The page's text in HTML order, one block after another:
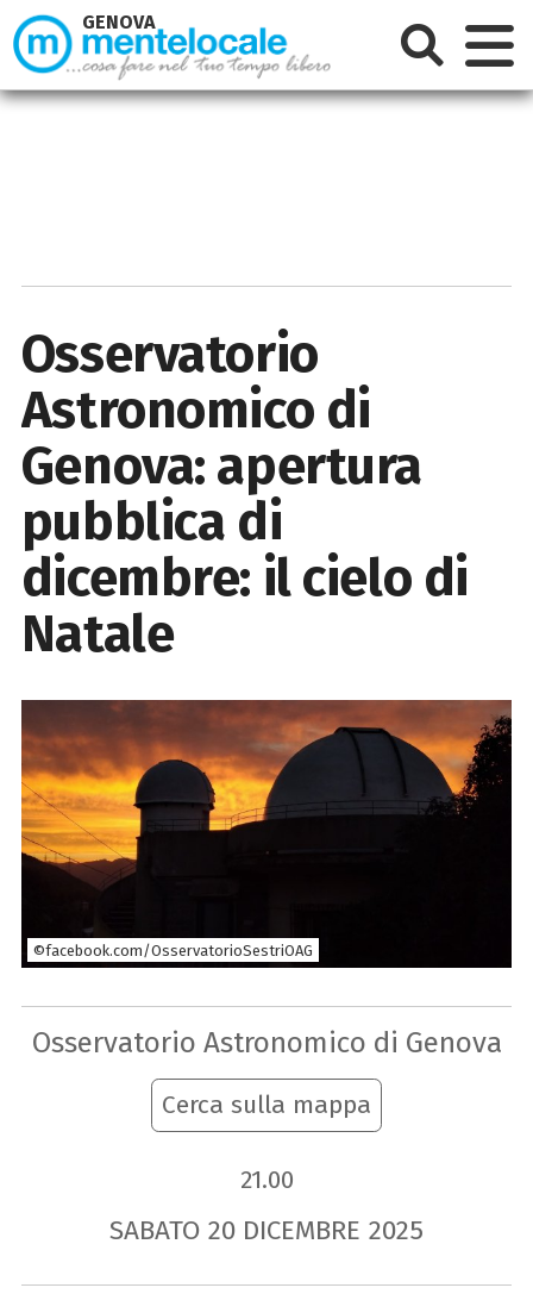
Osservatorio
Astronomico di
Genova: apertura
pubblica di
dicembre: il cielo di
Natale
©facebook.com/OsservatorioSestriOAG
Osservatorio Astronomico di Genova
Cerca sulla mappa
21.00
SABATO 20 DICEMBRE 2025
GENOVA